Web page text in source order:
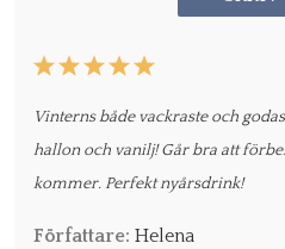
5
4
3
2
1
Vinterns både vackraste och
hallon och vanilj! Går bra att
kommer. Perfekt nyårsdrink!
Författare: Helena